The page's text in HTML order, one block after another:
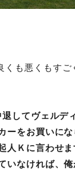
くも悪くもす
してヴェルデ
ーをお買いに
人Ｋに言わせ
いなければ、